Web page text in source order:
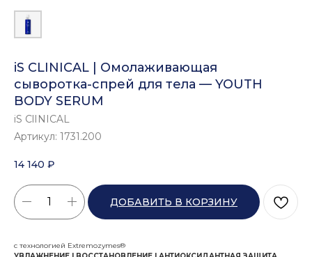
iS CLINICAL | Омолаживающая
сыворотка-спрей для тела — YOUTH
BODY SERUM
iS ClINICAL
Артикул: 1731.200
14 140 ₽
ДОБАВИТЬ В КОРЗИНУ
с технологией Extremozymes®